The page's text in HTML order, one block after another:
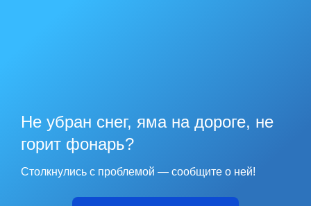
Не убран снег, яма на дороге, не
горит фонарь?
Столкнулись с проблемой — сообщите о ней!